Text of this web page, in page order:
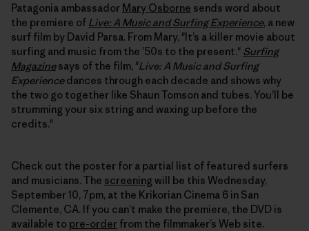
Patagonia ambassador Mary Osborne sends word about
the premiere of Live: A Music and Surfing Experience, a new
surf film by David Parsa. From Mary, "It’s a killer movie about
surfing and music from the ’50s to the present." Surfing
Magazinesays of the film, "Live: A Music and Surfing
Experiencedances through each decade and shows why
the two go together like Shaun Tomson and tubes. You’ll be
strumming your six string and waxing up before the
credits."
Check out the poster for a partial list of featured surfers
and musicians. The screening will be this Wednesday,
September 10, 7pm, at the Krikorian Cinema 6 in San
Clemente, CA. If you can’t make the premiere, the DVD is
available to pre-order from the filmmaker’s Web site.